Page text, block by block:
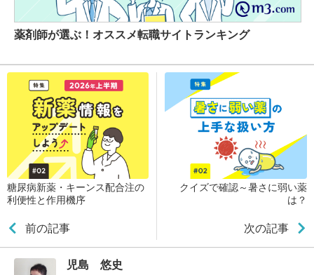
薬剤師が選ぶ！オススメ転職サイトランキング
糖尿病新薬・キーンス配合注の
利便性と作用機序
前の記事
クイズで確認～暑さに弱い薬
は？
次の記事
児島 悠史